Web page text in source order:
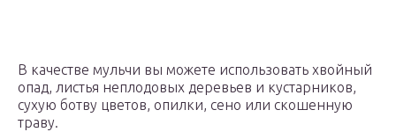
В качестве мульчи вы можете использовать хвойный
опад, листья неплодовых деревьев и кустарников,
сухую ботву цветов, опилки, сено или скошенную
траву.